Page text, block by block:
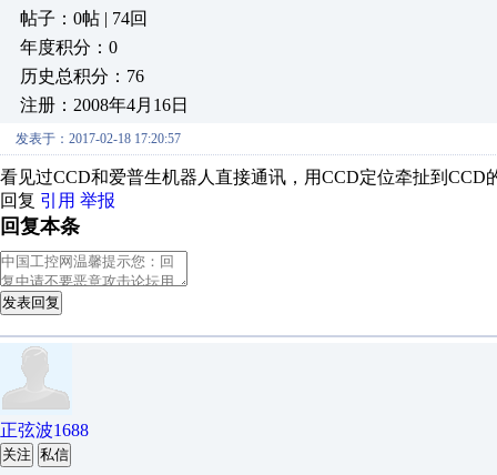
帖子：0帖 | 74回
年度积分：0
历史总积分：76
注册：2008年4月16日
发表于：2017-02-18 17:20:57
看见过CCD和爱普生机器人直接通讯，用CCD定位牵扯到CCD
回复 引用 举报
回复本条
发表回复
正弦波1688
关注 私信